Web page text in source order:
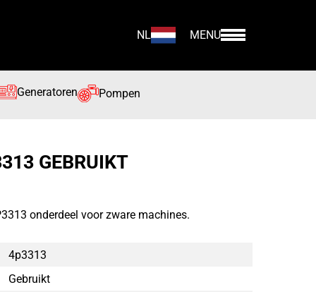
NL MENU
Generatoren Pompen
GEBRUIKT
onderdeel voor zware machines.
4p3313
Gebruikt